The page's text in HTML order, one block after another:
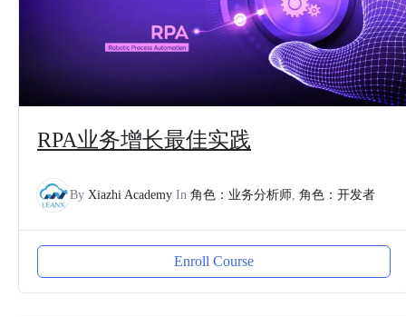
RPA业务增长最佳实践
By Xiazhi Academy In 角色：业务分析师, 角色：开发者
Enroll Course